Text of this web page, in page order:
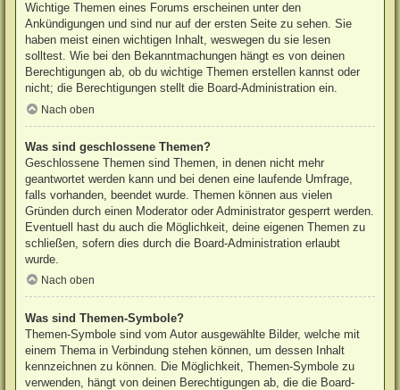
Wichtige Themen eines Forums erscheinen unter den
Ankündigungen und sind nur auf der ersten Seite zu sehen. Sie
haben meist einen wichtigen Inhalt, weswegen du sie lesen
solltest. Wie bei den Bekanntmachungen hängt es von deinen
Berechtigungen ab, ob du wichtige Themen erstellen kannst oder
nicht; die Berechtigungen stellt die Board-Administration ein.
Nach oben
Was sind geschlossene Themen?
Geschlossene Themen sind Themen, in denen nicht mehr
geantwortet werden kann und bei denen eine laufende Umfrage,
falls vorhanden, beendet wurde. Themen können aus vielen
Gründen durch einen Moderator oder Administrator gesperrt werden.
Eventuell hast du auch die Möglichkeit, deine eigenen Themen zu
schließen, sofern dies durch die Board-Administration erlaubt
wurde.
Nach oben
Was sind Themen-Symbole?
Themen-Symbole sind vom Autor ausgewählte Bilder, welche mit
einem Thema in Verbindung stehen können, um dessen Inhalt
kennzeichnen zu können. Die Möglichkeit, Themen-Symbole zu
verwenden, hängt von deinen Berechtigungen ab, die die Board-